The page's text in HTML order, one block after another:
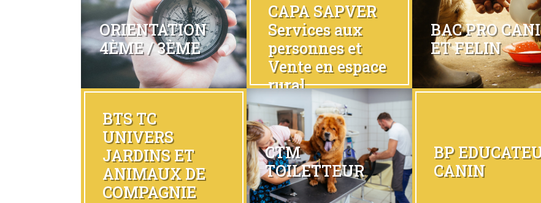
ORIENTATION
4ÈME / 3ÈME
CAPA SAPVER
Services aux
personnes et
Vente en espace
rural
BAC PRO
ET FELIN
BTS TC
UNIVERS
JARDINS ET
ANIMAUX DE
COMPAGNIE
CTM
TOILETTEUR
BP
CANIN